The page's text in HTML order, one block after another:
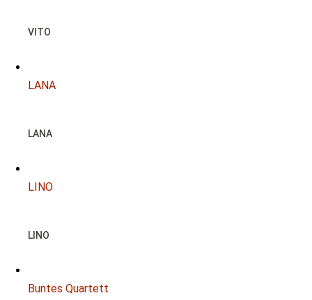
VITO
LANA
LANA
LINO
LINO
Buntes Quartett